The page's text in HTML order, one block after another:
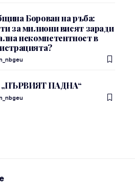
Борован на ръба:
за милиони висят заради
некомпетентност в
„ПЪРВИЯТ ПАДНА“